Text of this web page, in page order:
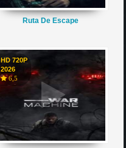
Ruta De Escape
HD 720P
2026
6,5